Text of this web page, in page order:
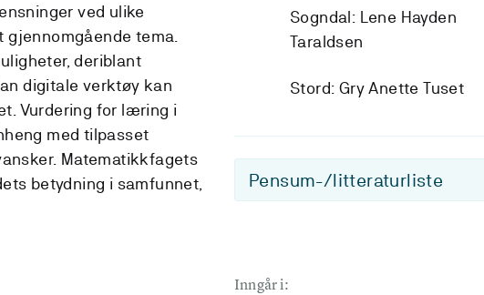
Sogndal: Lene Hayden
Taraldsen
Stord: Gry Anette Tuset
Pensum-/litteraturliste
Inngår i:
ved ulike
tema.
deriblant
digitale verktøy kan
Vurdering for læring i
med tilpasset
Matematikkfagets
betydning i samfunnet,